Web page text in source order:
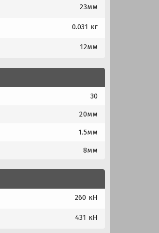
23мм
0.031 кг
12мм
30
20мм
1.5мм
8мм
260 кН
431 кН